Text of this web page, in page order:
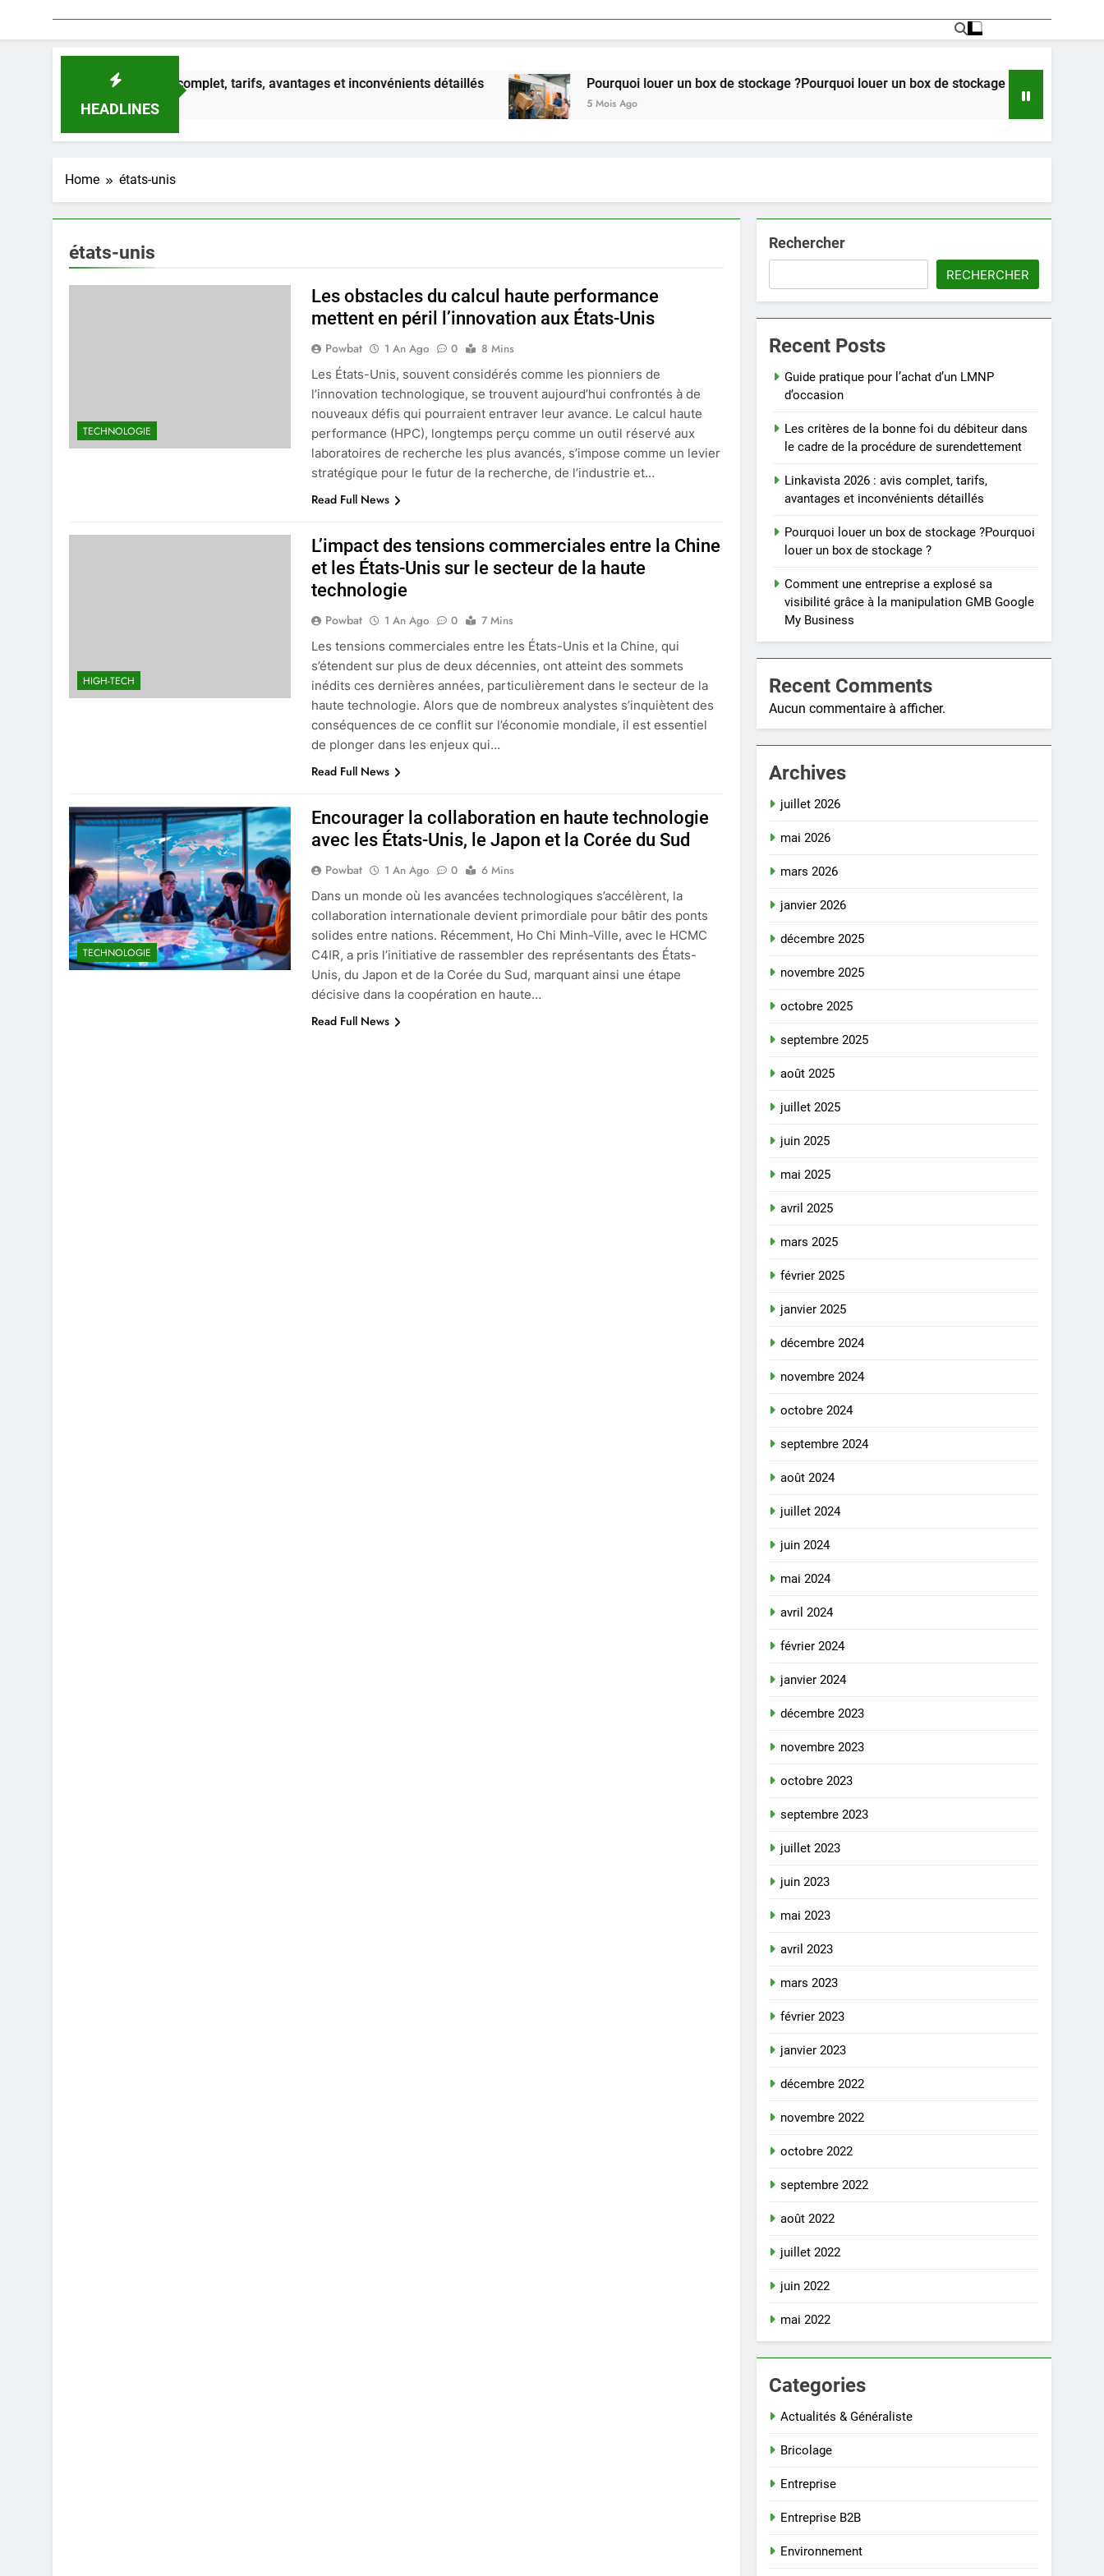
HEADLINES
2026 : avis complet, tarifs, avantages et inconvénients détaillés Pourquoi louer un box de stockage ?Pourquoi louer un box de stockage ?
5 Mois Ago
Home états-unis
états-unis
TECHNOLOGIE
Les obstacles du calcul haute performance
mettent en péril l’innovation aux États-Unis
Powbat 1 An Ago 0
8 Mins
Les États-Unis, souvent considérés comme les pionniers de
l’innovation technologique, se trouvent aujourd’hui confrontés à de
nouveaux défis qui pourraient entraver leur avance. Le calcul haute
performance (HPC), longtemps perçu comme un outil réservé aux
laboratoires de recherche les plus avancés, s’impose comme un levier
stratégique pour le futur de la recherche, de l’industrie et…
Read Full News
HIGH-TECH
L’impact des tensions commerciales entre la Chine
et les États-Unis sur le secteur de la haute
technologie
Powbat 1 An Ago 0
7 Mins
Les tensions commerciales entre les États-Unis et la Chine, qui
s’étendent sur plus de deux décennies, ont atteint des sommets
inédits ces dernières années, particulièrement dans le secteur de la
haute technologie. Alors que de nombreux analystes s’inquiètent des
conséquences de ce conflit sur l’économie mondiale, il est essentiel
de plonger dans les enjeux qui…
Read Full News
TECHNOLOGIE
Encourager la collaboration en haute technologie
avec les États-Unis, le Japon et la Corée du Sud
Powbat 1 An Ago 0
6 Mins
Dans un monde où les avancées technologiques s’accélèrent, la
collaboration internationale devient primordiale pour bâtir des ponts
solides entre nations. Récemment, Ho Chi Minh-Ville, avec le HCMC
C4IR, a pris l’initiative de rassembler des représentants des États-
Unis, du Japon et de la Corée du Sud, marquant ainsi une étape
décisive dans la coopération en haute…
Read Full News
Rechercher
RECHERCHER
Recent Posts
Guide pratique pour l’achat d’un LMNP
d’occasion
Les critères de la bonne foi du débiteur dans
le cadre de la procédure de surendettement
Linkavista 2026 : avis complet, tarifs,
avantages et inconvénients détaillés
Pourquoi louer un box de stockage ?Pourquoi
louer un box de stockage ?
Comment une entreprise a explosé sa
visibilité grâce à la manipulation GMB Google
My Business
Recent Comments
Aucun commentaire à afficher.
Archives
juillet 2026
mai 2026
mars 2026
janvier 2026
décembre 2025
novembre 2025
octobre 2025
septembre 2025
août 2025
juillet 2025
juin 2025
mai 2025
avril 2025
mars 2025
février 2025
janvier 2025
décembre 2024
novembre 2024
octobre 2024
septembre 2024
août 2024
juillet 2024
juin 2024
mai 2024
avril 2024
février 2024
janvier 2024
décembre 2023
novembre 2023
octobre 2023
septembre 2023
juillet 2023
juin 2023
mai 2023
avril 2023
mars 2023
février 2023
janvier 2023
décembre 2022
novembre 2022
octobre 2022
septembre 2022
août 2022
juillet 2022
juin 2022
mai 2022
Categories
Actualités & Généraliste
Bricolage
Entreprise
Entreprise B2B
Environnement